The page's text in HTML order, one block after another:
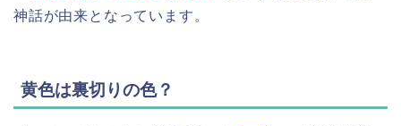
神話が由来となっています。
黄色は裏切りの色？